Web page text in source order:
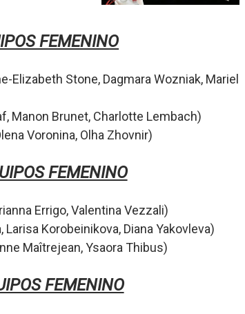
FEMENINO
Elizabeth Stone, Dagmara Wozniak, Mariel
Manon Brunet, Charlotte Lembach)
Voronina, Olha Zhovnir)
FEMENINO
Errigo,Valentina Vezzali)
Larisa Korobeinikova, Diana Yakovleva)
Maîtrejean,Ysaora Thibus)
FEMENINO